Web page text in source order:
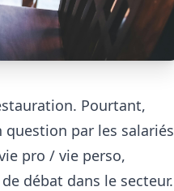
Pourtant,
question par les salariés
pro / vie perso,
débat dans le secteur.